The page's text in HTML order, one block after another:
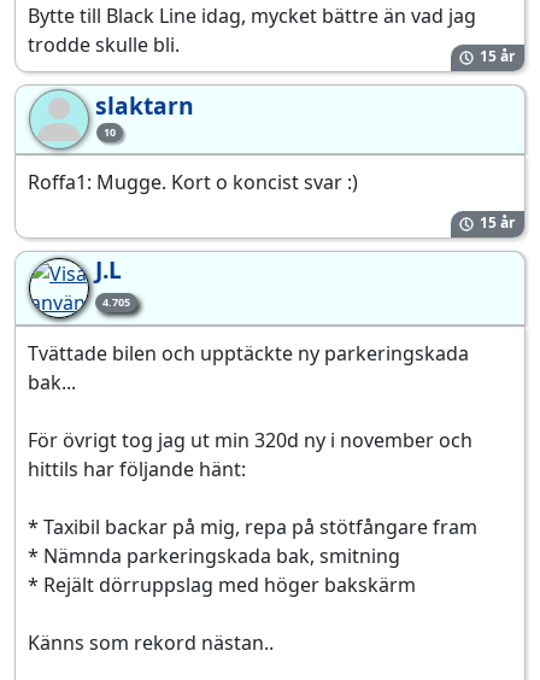
Bytte till Black Line idag, mycket bättre än vad jag
trodde skulle bli.
15 år
sl 10
slaktarn
Roffa1: Mugge. Kort o koncist svar :)
15 år
4.705
J.L
Tvättade bilen och upptäckte ny parkeringskada
bak...
För övrigt tog jag ut min 320d ny i november och
hittils har följande hänt:
* Taxibil backar på mig, repa på stötfångare fram
* Nämnda parkeringskada bak, smitning
* Rejält dörruppslag med höger bakskärm
Känns som rekord nästan..